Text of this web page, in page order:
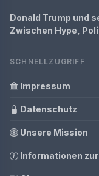
Donald Trump und
Zwischen Hype,
SCHNELLZUGRIFF
Impressum
Datenschutz
Unsere Mission
Informationen